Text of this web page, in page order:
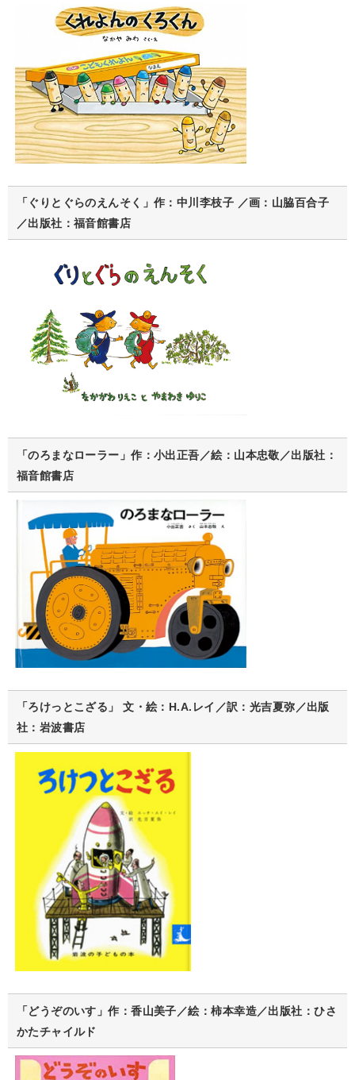
「ぐりとぐらのえんそく」作：中川李枝子 ／画：山脇百合子
／出版社：福音館書店
「のろまなローラー」作：小出正吾／絵：山本忠敬／出版社：
福音館書店
「ろけっとこざる」 文・絵：H.A.レイ／訳：光吉夏弥／出版
社：岩波書店
「どうぞのいす」作：香山美子／絵：柿本幸造／出版社：ひさ
かたチャイルド